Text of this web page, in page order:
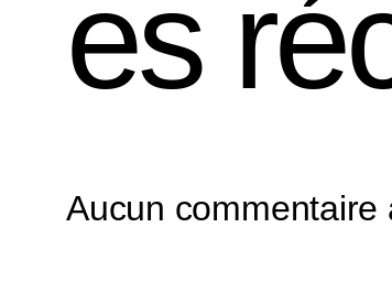
es
Aucun commentaire